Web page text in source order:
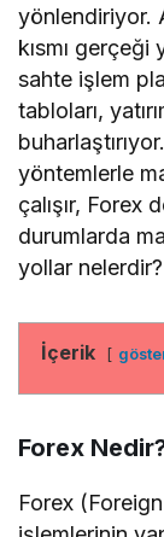
yönlendiriyor.
kısmı gerçeği
sahte işlem
tabloları,
yöntemlerle
çalışır, Forex
durumlarda
yollar nelerdir?
İçerik
Forex
Forex